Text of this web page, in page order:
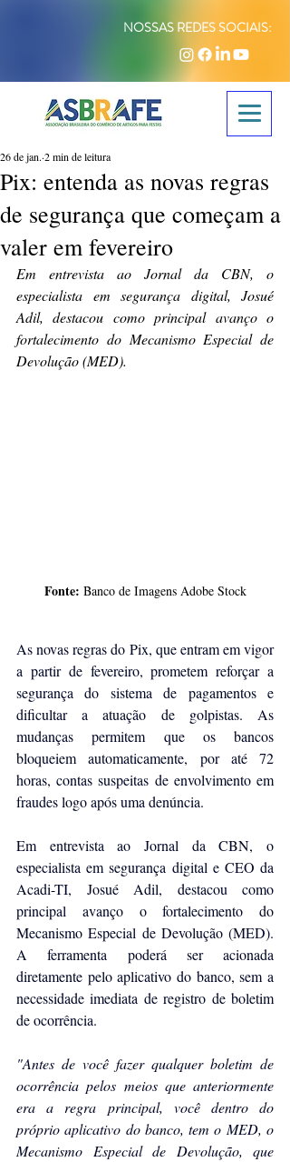
NOSSAS REDES SOCIAIS:
Pix: entenda as novas regras
de segurança que começam a
valer em fevereiro
26 de jan. 2 min de leitura
Em entrevista ao Jornal da CBN, o
especialista em segurança digital, Josué
Adil, destacou como principal avanço o
fortalecimento do Mecanismo Especial de
Devolução (MED).
Fonte: Banco de Imagens Adobe Stock
As novas regras do Pix, que entram em vigor
a partir de fevereiro, prometem reforçar a
segurança do sistema de pagamentos e
dificultar a atuação de golpistas. As
mudanças permitem que os bancos
bloqueiem automaticamente, por até 72
horas, contas suspeitas de envolvimento em
fraudes logo após uma denúncia.
Em entrevista ao Jornal da CBN, o
especialista em segurança digital e CEO da
Acadi-TI, Josué Adil, destacou como
principal avanço o fortalecimento do
Mecanismo Especial de Devolução (MED).
A ferramenta poderá ser acionada
diretamente pelo aplicativo do banco, sem a
necessidade imediata de registro de boletim
de ocorrência.
"Antes de você fazer qualquer boletim de
ocorrência pelos meios que anteriormente
era a regra principal, você dentro do
próprio aplicativo do banco, tem o MED, o
Mecanismo Especial de Devolução, que